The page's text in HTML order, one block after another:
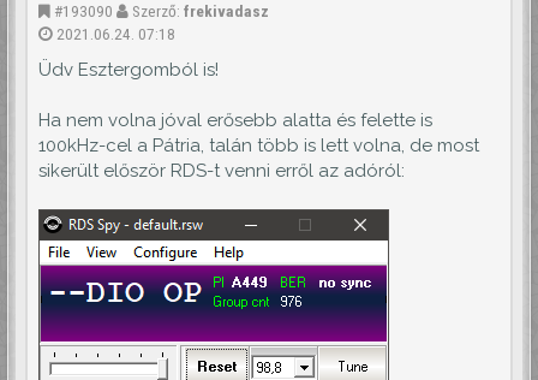
#193090 Szerző: frekivadasz
2021.06.24. 07:18
Üdv Esztergomból is!
Ha nem volna jóval erősebb alatta és felette is
100kHz-cel a Pátria, talán több is lett volna, de most
sikerült először RDS-t venni erről az adóról: